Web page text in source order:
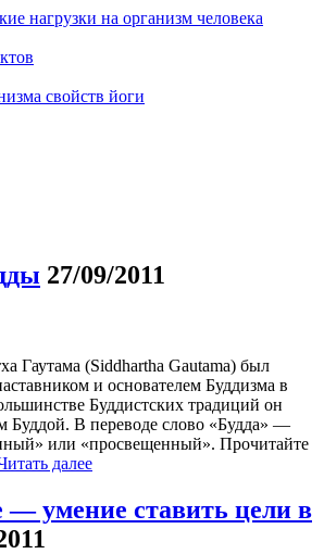
нагрузки на организм человека
свойств йоги
27/09/2011
Гаутама (Siddhartha Gautama) был
и основателем Буддизма в
Буддистских традиций он
Буддой. В переводе слово «Будда» —
или «просвещенный». Прочитайте
далее
— умение ставить цели в